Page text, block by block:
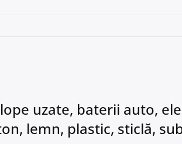
uzate, baterii auto,
lemn, plastic, sticlă,